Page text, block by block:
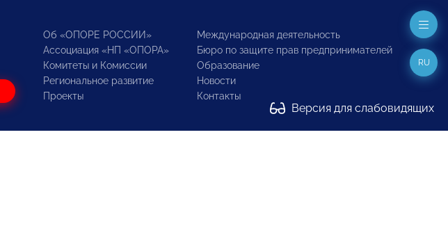
Об «ОПОРЕ РОССИИ»
Ассоциация «НП «ОПОРА»
Комитеты и Комиссии
Региональное развитие
Проекты
Международная деятельность
Бюро по защите прав предпринимателей
Образование
Новости
Контакты
Версия для слабовидящих
RU